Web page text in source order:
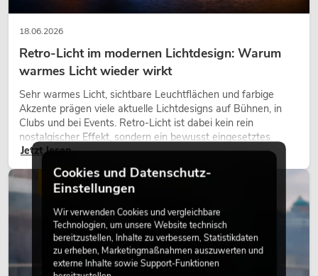
18.06.2026
Retro-Licht im modernen Lichtdesign: Warum
warmes Licht wieder wirkt
Sehr warmes Licht, sichtbare Leuchtflächen und farbige
Akzente prägen viele aktuelle Lichtdesigns auf Bühnen, in
Clubs und bei Events. Retro-Licht ist dabei kein rein
nostalgischer Effekt, sondern ein bewusst eingesetztes
Gestaltungsmittel: Es schafft Atmosphäre, gibt Szenen
Charakter und kann technische LED-Setups emotionaler
wirken lassen.
Jetzt lesen
LICHT
Cookies und Datenschutz-
Einstellungen
Wir verwenden Cookies und vergleichbare
Technologien, um unsere Website technisch
bereitzustellen, Inhalte zu verbessern, Statistikdaten
zu erheben, Marketingmaßnahmen auszuwerten und
externe Inhalte sowie Support-Funktionen